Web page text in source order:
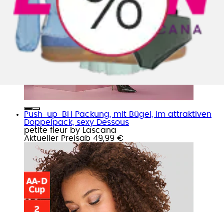
Push-up-BH Packung, mit Bügel, im attraktiven
Doppelpack, sexy Dessous
petite fleur by Lascana
Aktueller Preisab 49,99 €